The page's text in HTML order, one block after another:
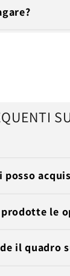
le
il quadro